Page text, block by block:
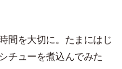
間を大切に。たまにはじ
チューを煮込んでみた